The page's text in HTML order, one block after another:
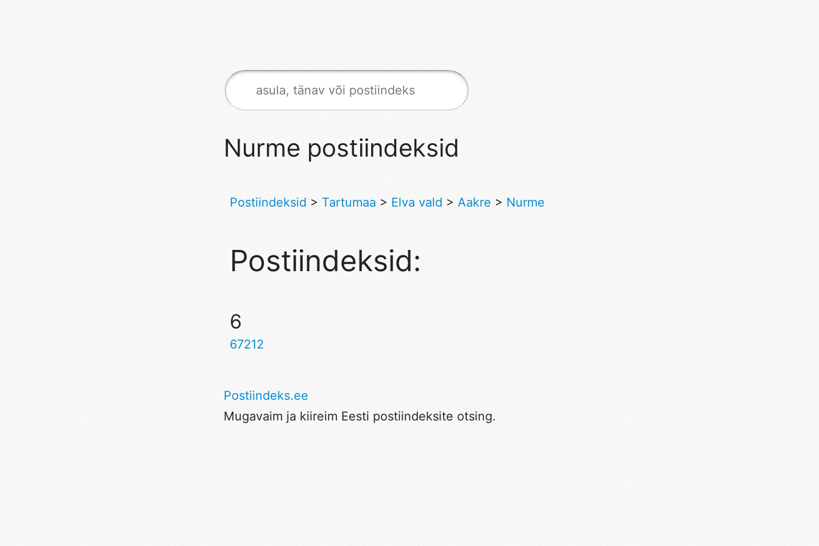
Nurme postiindeksid
Postiindeksid > Tartumaa > Elva vald > Aakre > Nurme
Postiindeksid:
6
67212
Postiindeks.ee
Mugavaim ja kiireim Eesti postiindeksite otsing.